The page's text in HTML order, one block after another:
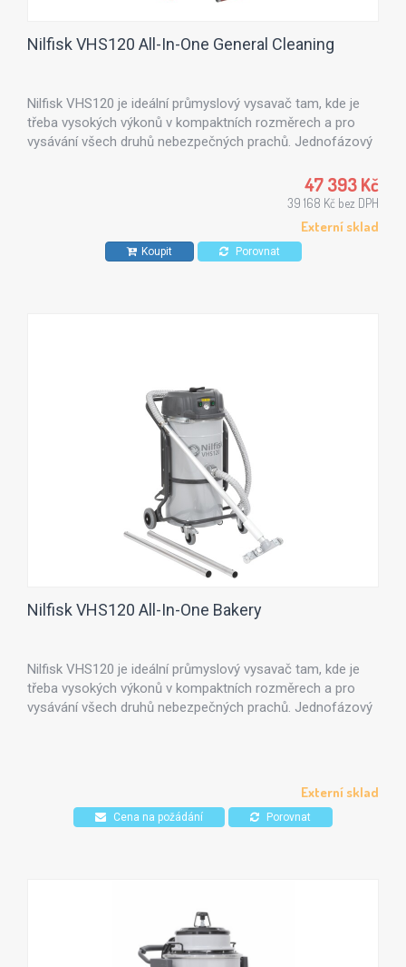
Nilfisk VHS120 All-In-One General Cleaning
Nilfisk VHS120 je ideální průmyslový vysavač tam, kde je
třeba vysokých výkonů v kompaktních rozměrech a pro
vysávání všech druhů nebezpečných prachů. Jednofázový
passových sacích motorů a 37-litrovou odnímatelnou
"sitdown" odpadní nádobou, která zajišťuje nejvyšší výkon a
zásobní kapacitu v oblastech s omezeným prostorem.
47 393 Kč
39 168 Kč bez DPH
Externí sklad
Koupit Porovnat
Nilfisk VHS120 All-In-One Bakery
Nilfisk VHS120 je ideální průmyslový vysavač tam, kde je
třeba vysokých výkonů v kompaktních rozměrech a pro
vysávání všech druhů nebezpečných prachů. Jednofázový
zásobní kapacitu v oblastech s omezeným prostorem.
Externí sklad
Cena na požádání Porovnat